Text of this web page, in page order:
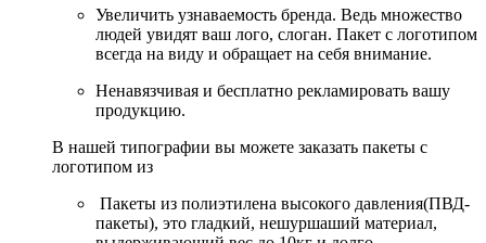
Увеличить узнаваемость бренда. Ведь множество
людей увидят ваш лого, слоган. Пакет с логотипом
всегда на виду и обращает на себя внимание.
Ненавязчивая и бесплатно рекламировать вашу
продукцию.
В нашей типографии вы можете заказать пакеты с
логотипом из
Пакеты из полиэтилена высокого давления(ПВД-
пакеты), это гладкий, нешуршаший материал,